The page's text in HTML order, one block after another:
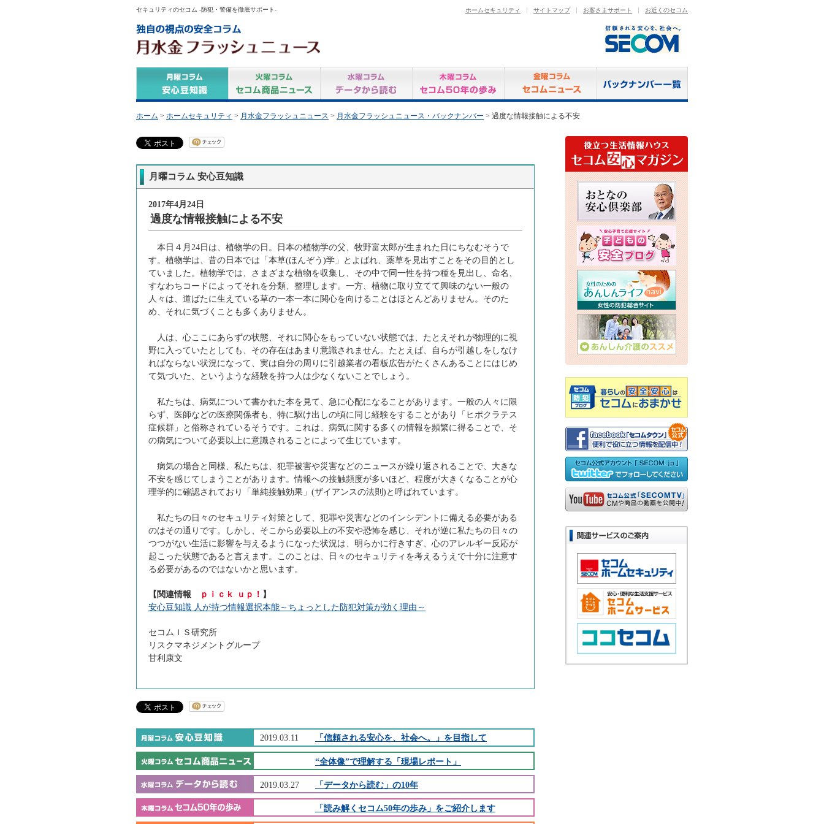
セキュリティのセコム -防犯・警備を徹底サポート- ホームセキュリティ サイトマップ お客さまサポート お近くのセコム
ホーム > ホームセキュリティ > 月水金フラッシュニュース > 月水金フラッシュニュース・バックナンバー > 過度な情報接触による不安
月曜コラム 安心豆知識
2017年4月24日
過度な情報接触による不安
本日４月24日は、植物学の日。日本の植物学の父、牧野富太郎が生まれた日にちなむそうで
す。植物学は、昔の日本では「本草(ほんぞう)学」とよばれ、薬草を見出すことをその目的とし
ていました。植物学では、さまざまな植物を収集し、その中で同一性を持つ種を見出し、命名、
すなわちコードによってそれを分類、整理します。一方、植物に取り立てて興味のない一般の
人々は、道ばたに生えている草の一本一本に関心を向けることはほとんどありません。そのた
め、それに気づくことも多くありません。
人は、心ここにあらずの状態、それに関心をもっていない状態では、たとえそれが物理的に視
野に入っていたとしても、その存在はあまり意識されません。たとえば、自らが引越しをしなけ
ればならない状況になって、実は自分の周りに引越業者の看板広告がたくさんあることにはじめ
て気づいた、というような経験を持つ人は少なくないことでしょう。
私たちは、病気について書かれた本を見て、急に心配になることがあります。一般の人々に限
らず、医師などの医療関係者も、特に駆け出しの頃に同じ経験をすることがあり「ヒポクラテス
症候群」と俗称されているそうです。これは、病気に関する多くの情報を頻繁に得ることで、そ
の病気について必要以上に意識されることによって生じています。
病気の場合と同様、私たちは、犯罪被害や災害などのニュースが繰り返されることで、大きな
不安を感じてしまうことがあります。情報への接触頻度が多いほど、程度が大きくなることが心
理学的に確認されており「単純接触効果」(ザイアンスの法則)と呼ばれています。
私たちの日々のセキュリティ対策として、犯罪や災害などのインシデントに備える必要がある
のはその通りです。しかし、そこから必要以上の不安や恐怖を感じ、それが逆に私たちの日々の
つつがない生活に影響を与えるようになった状況は、明らかに行きすぎ、心のアレルギー反応が
起こった状態であると言えます。このことは、日々のセキュリティを考えるうえで十分に注意す
る必要があるのではないかと思います。
【関連情報 ｐｉｃｋ ｕｐ！ 】
安心豆知識 人が持つ情報選択本能～ちょっとした防犯対策が効く理由～
セコムＩＳ研究所
リスクマネジメントグループ
甘利康文
2019.03.11 「信頼される安心を、社会へ。」を目指して
“全体像”で理解する「現場レポート」
2019.03.27 「データから読む」の10年
「読み解くセコム50年の歩み」をご紹介します